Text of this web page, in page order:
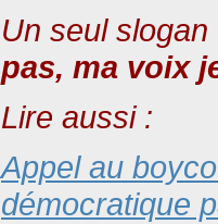
Un seul
pas, ma voix
Lire aussi :
Appel au
démocratique